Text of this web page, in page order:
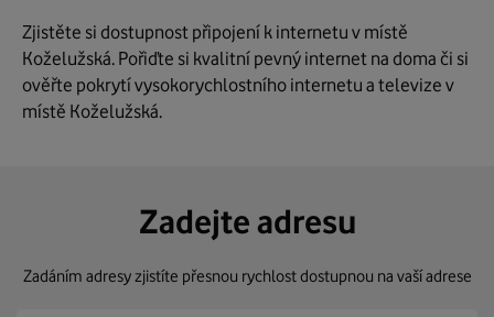
Zjistěte si dostupnost připojení k internetu v místě
Koželužská. Pořiďte si kvalitní pevný internet na doma či si
ověřte pokrytí vysokorychlostního internetu a televize v
místě Koželužská.
Zadejte adresu
Zadáním adresy zjistíte přesnou rychlost dostupnou na vaší adrese